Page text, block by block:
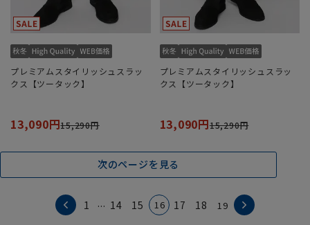
プレミアムスタイリッシュスラッ
クス【ツータック】
13,090円15,290円
プレミアムスタイリッシュスラッ
クス【ツータック】
13,090円15,290円
次のページを見る
1 ... 14 15 16 17 18 19